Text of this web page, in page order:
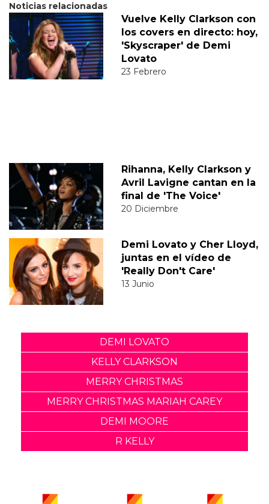
Noticias relacionadas
Vuelve Kelly Clarkson con
los covers en directo: hoy,
'Skyscraper' de Demi
Lovato
23 Febrero
Rihanna, Kelly Clarkson y
Avril Lavigne cantan en la
final de 'The Voice'
20 Diciembre
Demi Lovato y Cher Lloyd,
juntas en el vídeo de
'Really Don't Care'
13 Junio
DEMI LOVATO
KELLY CLARKSON
MERRY CHRISTMAS
MERRY CHRISTMAS MARIAH CAREY
DEMI MOORE
R KELLY